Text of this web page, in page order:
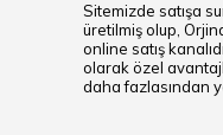
Sitemizde satışa
üretilmiş olup,
online satış
olarak özel
daha fazlasından